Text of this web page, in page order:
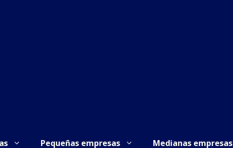
Pequeñas empresas Medianas empresas